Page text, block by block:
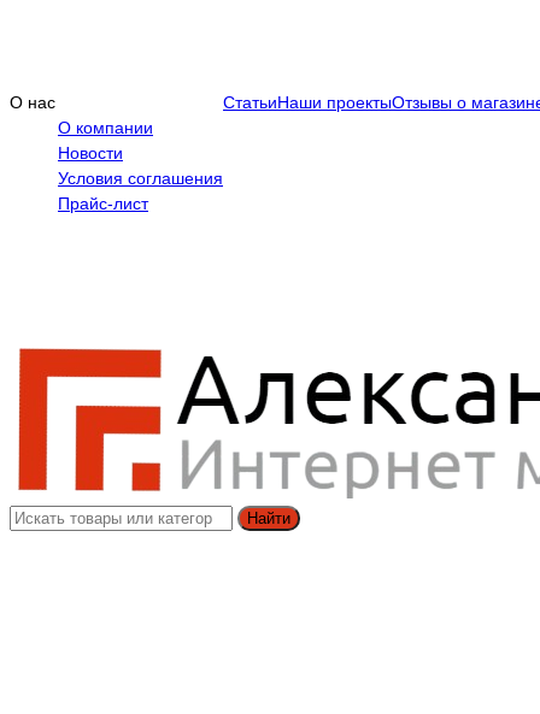
О нас
О компании
Новости
Условия соглашения
Прайс-лист
СтатьиНаши проектыОтзывы о
Найти